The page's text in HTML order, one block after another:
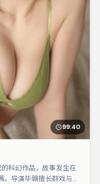
99:40
科幻作品，故事发生在
导演毕赣擅长群戏与空